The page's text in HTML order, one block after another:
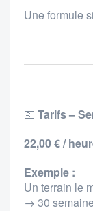
Une formule
💶 Tarifs –
22,00 € /
Exemple :
Un terrain le
→ 30